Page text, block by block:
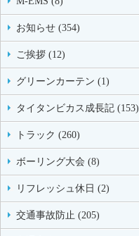
お知らせ (354)
ご挨拶 (12)
グリーンカーテン (1)
タイタンビカス成長記 (153)
トラック (260)
ボーリング大会 (8)
リフレッシュ休日 (2)
交通事故防止 (205)